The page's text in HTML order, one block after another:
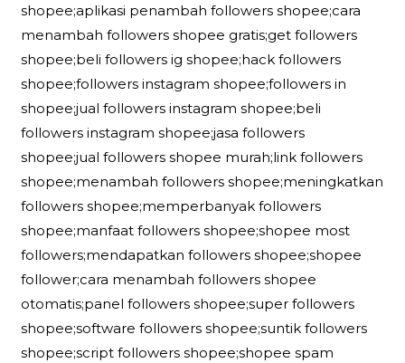
shopee;aplikasi penambah followers shopee;cara
menambah followers shopee gratis;get followers
shopee;beli followers ig shopee;hack followers
shopee;followers instagram shopee;followers in
shopee;jual followers instagram shopee;beli
followers instagram shopee;jasa followers
shopee;jual followers shopee murah;link followers
shopee;menambah followers shopee;meningkatkan
followers shopee;memperbanyak followers
shopee;manfaat followers shopee;shopee most
followers;mendapatkan followers shopee;shopee
follower;cara menambah followers shopee
otomatis;panel followers shopee;super followers
shopee;software followers shopee;suntik followers
shopee;script followers shopee;shopee spam